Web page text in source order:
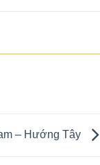
– Hướng Tây